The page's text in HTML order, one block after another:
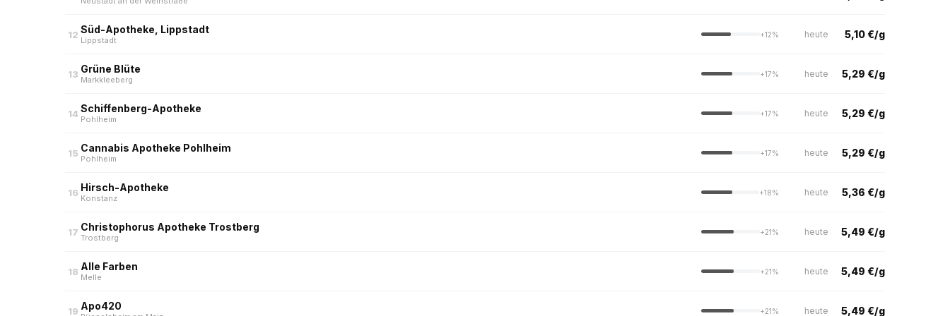
12 Süd-Apotheke, Lippstadt
Lippstadt
+12% heute 5,10 €/g
13 Grüne Blüte
Markkleeberg
+17% heute 5,29 €/g
14 Schiffenberg-Apotheke
Pohlheim
+17% heute 5,29 €/g
15 Cannabis Apotheke Pohlheim
Pohlheim
+17% heute 5,29 €/g
16 Hirsch-Apotheke
Konstanz
+18% heute 5,36 €/g
17 Christophorus Apotheke Trostberg
Trostberg
+21% heute 5,49 €/g
18 Alle Farben
Melle
+21% heute 5,49 €/g
19 Apo420 +21% heute 5,49 €/g